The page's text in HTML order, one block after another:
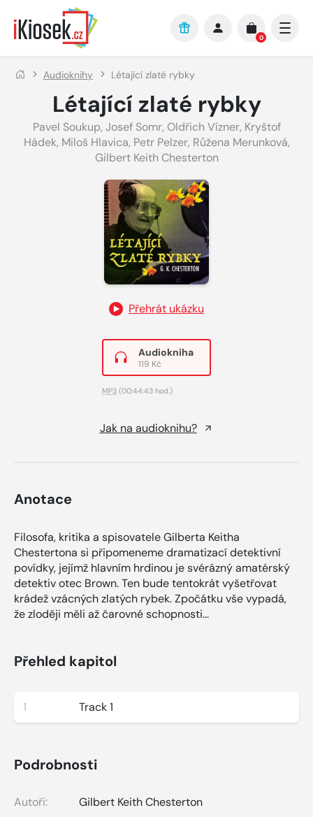
Přejít na hlavní obsah
0
Audioknihy Létající zlaté rybky
Létající zlaté rybky
Pavel Soukup, Josef Somr, Oldřich Vízner, Kryštof
Hádek, Miloš Hlavica, Petr Pelzer, Růžena Merunková,
Gilbert Keith Chesterton
Přehrát ukázku
Audiokniha
119 Kč
MP3 (00:44:43 hod.)
Jak na audioknihu?
Anotace
Filosofa, kritika a spisovatele Gilberta Keitha
Chestertona si připomeneme dramatizací detektivní
povídky, jejímž hlavním hrdinou je svérázný amatérský
detektiv otec Brown. Ten bude tentokrát vyšetřovat
krádež vzácných zlatých rybek. Zpočátku vše vypadá,
že zloději měli až čarovné schopnosti...
Přehled kapitol
1 Track 1
Podrobnosti
Autoři:
Gilbert Keith Chesterton